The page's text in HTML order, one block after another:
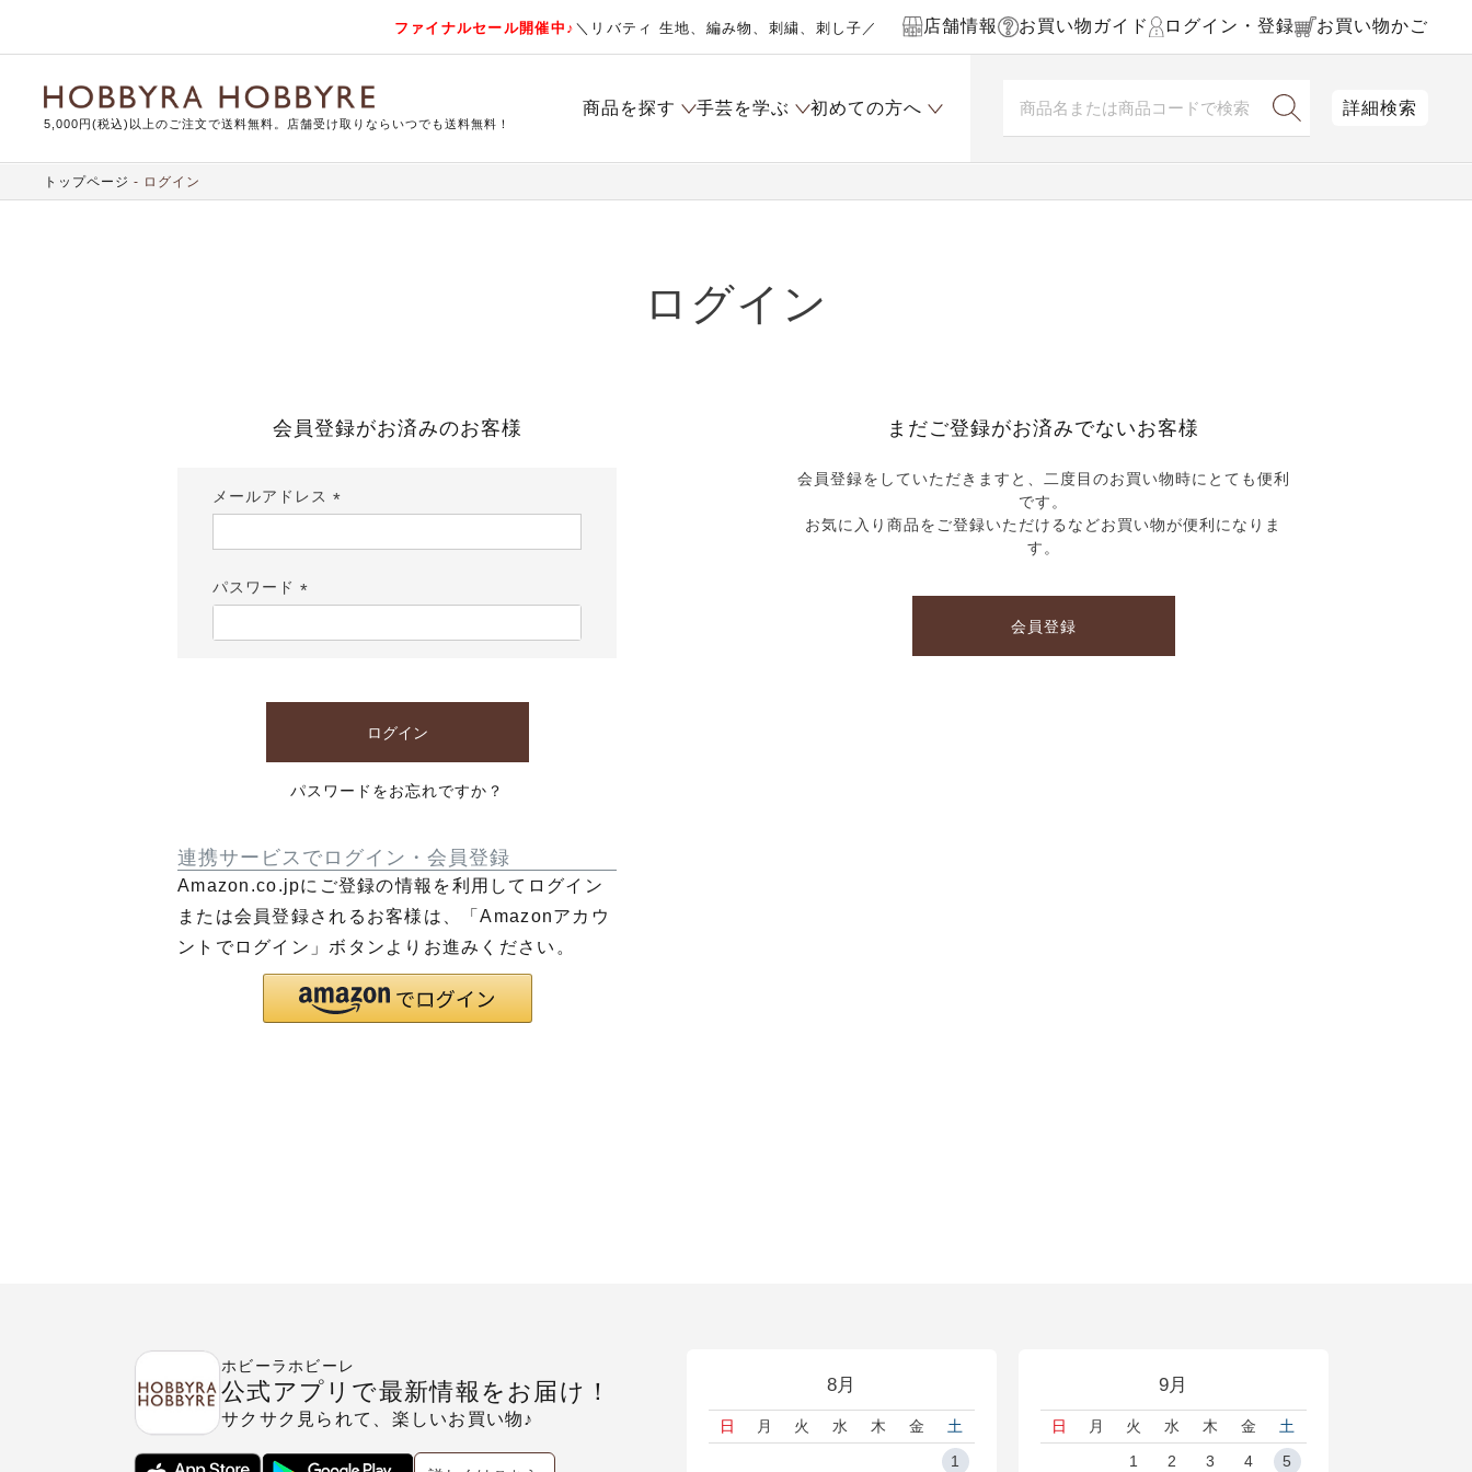
ファイナルセール開催中♪ ＼リバティ 生地、編み物、刺繍、刺し子／ 店舗情報 お買い物ガイド ログイン・登録 お買い物かご
5,000円(税込)以上のご注文で送料無料。店舗受け取りならいつでも送料無料！
商品を探す 手芸を学ぶ 初めての方へ 詳細検索
トップページ ログイン
ログイン
会員登録がお済みのお客様
メールアドレス
須)
パスワード
須)
ログイン
パスワードをお忘れですか？
連携サービスでログイン・会員登録
Amazon.co.jpにご登録の情報を利用してログイン
または会員登録されるお客様は、「Amazonアカウ
ントでログイン」ボタンよりお進みください。
まだご登録がお済みでないお客様
会員登録をしていただきますと、二度目のお買い物時にとても便利
です。
お気に入り商品をご登録いただけるなどお買い物が便利になりま
す。
会員登録
8月
日 月 火 水 木 金
土
1
9月
日 月 火 水 木 金
土
1
2 3 4 5
ホビーラホビーレ
公式アプリで最新情報をお届け！
サクサク見られて、楽しいお買い物♪